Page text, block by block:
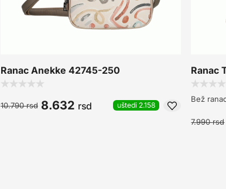
Ranac Anekke 42745-250
10.790rsd 8.632 rsd uštedi 2.158
Ranac
Bež
7.990rsd